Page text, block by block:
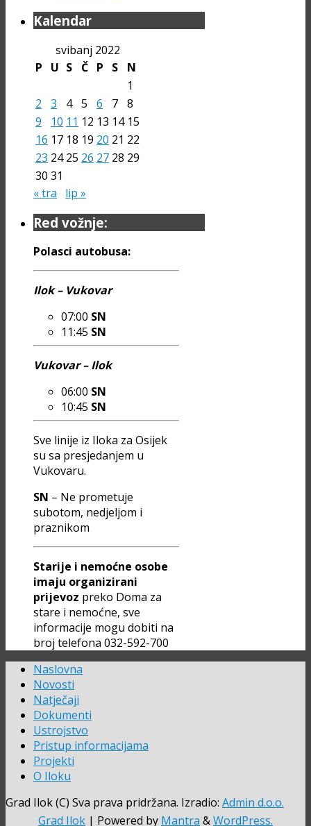
Kalendar
svibanj 2022
P
U S Č P S
N
1
2
3 4 5 6 7 8
9
10 11 12 13 14 15
16 17 18 19 20 21 22
23 24 25 26 27 28 29
30 31
« tra
lip »
Red vožnje:
Polasci autobusa:
Ilok – Vukovar
07:00 SN
11:45 SN
Vukovar – Ilok
06:00 SN
10:45 SN
Sve linije iz Iloka za Osijek
su sa presjedanjem u
Vukovaru.
SN – Ne prometuje
subotom, nedjeljom i
praznikom
Starije i nemoćne osobe
imaju organizirani
prijevoz preko Doma za
stare i nemoćne, sve
informacije mogu dobiti na
broj telefona 032-592-700
Naslovna
Novosti
Natječaji
Dokumenti
Ustrojstvo
Pristup informacijama
Projekti
O Iloku
Grad Ilok (C) Sva prava pridržana. Izradio: Admin d.o.o.
Grad Ilok | Powered by Mantra &WordPress.